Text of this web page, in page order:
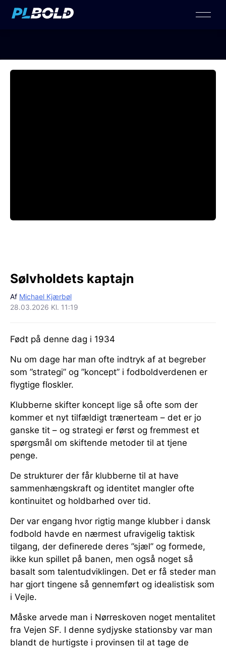
Sølvholdets kaptajn
Af Michael Kjærbøl
28.03.2026 Kl. 11:19
Født på denne dag i 1934
Nu om dage har man ofte indtryk af at begreber
som ”strategi” og ”koncept” i fodboldverdenen er
flygtige floskler.
Klubberne skifter koncept lige så ofte som der
kommer et nyt tilfældigt trænerteam – det er jo
ganske tit – og strategi er først og fremmest et
spørgsmål om skiftende metoder til at tjene
penge.
De strukturer der får klubberne til at have
sammenhængskraft og identitet mangler ofte
kontinuitet og holdbarhed over tid.
Der var engang hvor rigtig mange klubber i dansk
fodbold havde en nærmest ufravigelig taktisk
tilgang, der definerede deres ”sjæl” og formede,
ikke kun spillet på banen, men også noget så
basalt som talentudviklingen. Det er få steder man
har gjort tingene så gennemført og idealistisk som
i Vejle.
Måske arvede man i Nørreskoven noget mentalitet
fra Vejen SF. I denne sydjyske stationsby var man
blandt de hurtigste i provinsen til at tage de